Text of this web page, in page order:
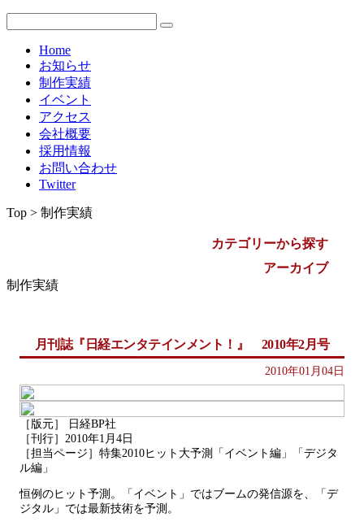
Home
お知らせ
制作実績
イベント
アクセス
会社概要
採用情報
お問い合わせ
Twitter
Top > 制作実績
カテゴリーから探す
アーカイブ
制作実績
月刊誌『日経エンタテインメント！』 2010年2月号
2010年01月04日
［版元］ 日経BP社
［刊行］2010年1月4日
［担当ページ］特集2010ヒット大予測「イベント編」「デジタ
ル編」
恒例のヒット予測。「イベント」ではブームの発信源を、「デ
ジタル」では最新技術を予測。